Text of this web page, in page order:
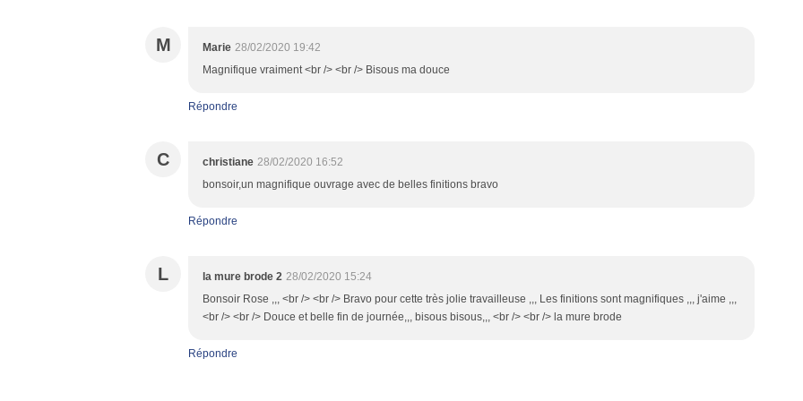
M Marie 28/02/2020 19:42
Magnifique vraiment <br /> <br /> Bisous ma douce
Répondre
C christiane 28/02/2020 16:52
bonsoir,un magnifique ouvrage avec de belles finitions bravo
Répondre
L la mure brode 2 28/02/2020 15:24
Bonsoir Rose ,,, <br /> <br /> Bravo pour cette très jolie travailleuse ,,, Les finitions sont magnifiques ,,, j'aime ,,,
<br /> <br /> Douce et belle fin de journée,,, bisous bisous,,, <br /> <br /> la mure brode
Répondre